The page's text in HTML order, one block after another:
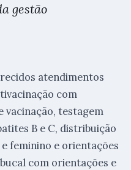
gestão
atendimentos
com
vacinação, testagem
B e C, distribuição
feminino e orientações
com orientações e